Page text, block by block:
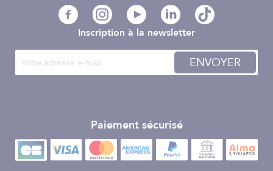
Inscription à la newsletter
ENVOYER
Paiement sécurisé